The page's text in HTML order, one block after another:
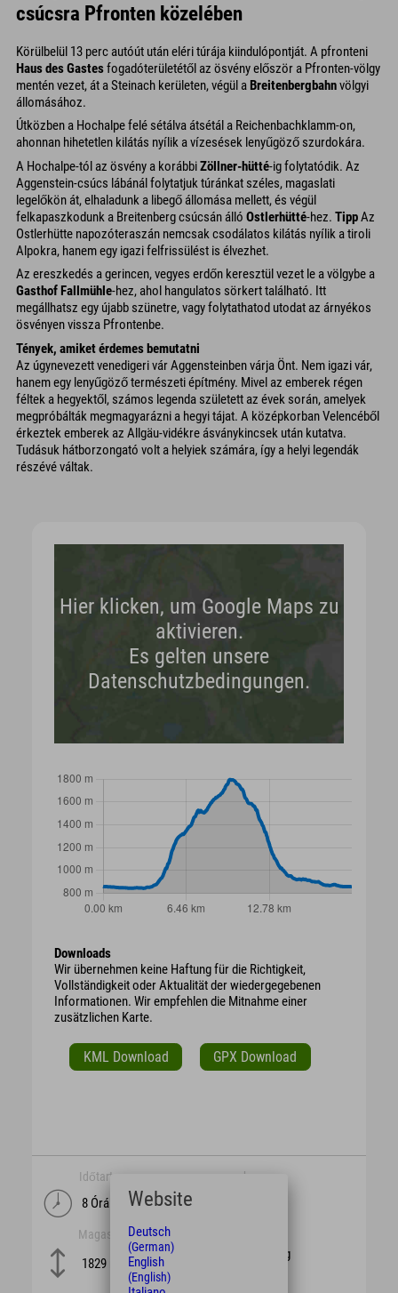
csúcsra Pfronten közelében
Körülbelül 13 perc autóút után eléri túrája kiindulópontját. A pfronteni
Haus des Gastesfogadóterületétől az ösvény először a Pfronten-völgy
mentén vezet, át a Steinach kerületen, végül aBreitenbergbahnvölgyi
állomásához.
Útközben a Hochalpe felé sétálva átsétál a Reichenbachklamm-on,
ahonnan hihetetlen kilátás nyílik a vízesések lenyűgöző szurdokára.
A Hochalpe-tól az ösvény a korábbiZöllner-hütté-ig folytatódik. Az
Aggenstein-csúcs lábánál folytatjuk túránkat széles, magaslati
legelőkön át, elhaladunk a libegő állomása mellett, és végül
felkapaszkodunk a Breitenberg csúcsán álló Ostlerhütté-hez. TippAz
Ostlerhütte napozóteraszán nemcsak csodálatos kilátás nyílik a tiroli
Alpokra, hanem egy igazi felfrissülést is élvezhet.
Az ereszkedés a gerincen, vegyes erdőn keresztül vezet le a völgybe a
Gasthof Fallmühle-hez, ahol hangulatos sörkert található. Itt
megállhatsz egy újabb szünetre, vagy folytathatod utodat az árnyékos
ösvényen vissza Pfrontenbe.
Tények, amiket érdemes bemutatni
Az úgynevezett venedigeri vár Aggensteinben várja Önt. Nem igazi vár,
hanem egy lenyűgöző természeti építmény. Mivel az emberek régen
féltek a hegyektől, számos legenda született az évek során, amelyek
megpróbálták megmagyarázni a hegyi tájat. A középkorban Velencéből
érkeztek emberek az Allgäu-vidékre ásványkincsek után kutatva.
Tudásuk hátborzongató volt a helyiek számára, így a helyi legendák
részévé váltak.
Hier klicken, um Google Maps zu
aktivieren.
Es gelten unsere
Datenschutzbedingungen.
Downloads
Wir übernehmen keine Haftung für die Richtigkeit,
Vollständigkeit oder Aktualität der wiedergegebenen
Informationen. Wir empfehlen die Mitnahme einer
zusätzlichen Karte.
KML Download GPX Download
Időtartam
8 Órák
hossz
Magasság
1829 m
schwierig
Website
Deutsch
(German)
English
(English)